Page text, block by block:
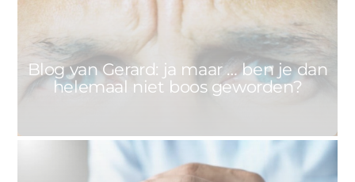
Blog van Gerard: ja maar … ben je dan
helemaal niet boos geworden?
26 NOVEMBER 2020 0